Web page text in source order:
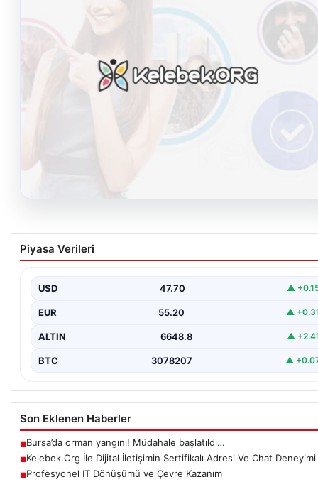
Kelebek.Org İle Dijital İletişimin Sertifikalı
Adresi Ve Chat Deneyimi
sağlaması ciddi bir hassasiyet barındırmaktadır. Güncel olarak…
Piyasa Verileri
USD 47.70 ▲
EUR 55.20 ▲
ALTIN 6648.8 ▲
BTC 3078207 ▲
Son Eklenen Haberler
■Bursa’da orman yangını! Müdahale başlatıldı…
■Kelebek.Org İle Dijital İletişimin Sertifikalı Adresi Ve Chat Deneyimi
■Profesyonel IT Dönüşümü ve Çevre Kazanım